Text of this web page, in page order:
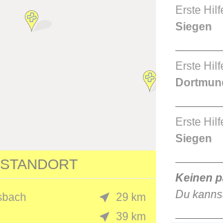
STANDORT
29 km
39 km
Erste
Siegen
Erste
Erste
Siegen
Keinen
Du